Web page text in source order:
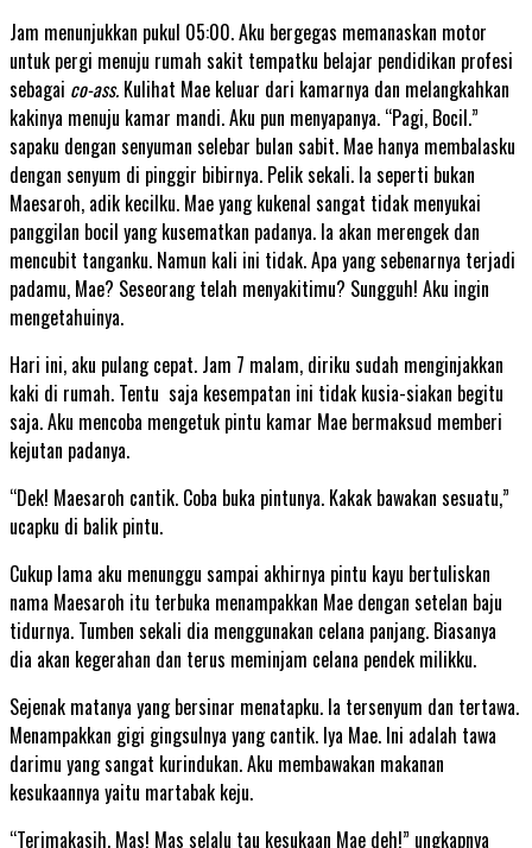
Jam menunjukkan pukul 05:00. Aku bergegas memanaskan motor
untuk pergi menuju rumah sakit tempatku belajar pendidikan profesi
sebagai co-ass. Kulihat Mae keluar dari kamarnya dan melangkahkan
kakinya menuju kamar mandi. Aku pun menyapanya. “Pagi, Bocil.”
sapaku dengan senyuman selebar bulan sabit. Mae hanya membalasku
dengan senyum di pinggir bibirnya. Pelik sekali. Ia seperti bukan
Maesaroh, adik kecilku. Mae yang kukenal sangat tidak menyukai
panggilan bocil yang kusematkan padanya. Ia akan merengek dan
mencubit tanganku. Namun kali ini tidak. Apa yang sebenarnya terjadi
padamu, Mae? Seseorang telah menyakitimu? Sungguh! Aku ingin
mengetahuinya.
Hari ini, aku pulang cepat. Jam 7 malam, diriku sudah menginjakkan
kaki di rumah. Tentu saja kesempatan ini tidak kusia-siakan begitu
saja. Aku mencoba mengetuk pintu kamar Mae bermaksud memberi
kejutan padanya.
“Dek! Maesaroh cantik. Coba buka pintunya. Kakak bawakan sesuatu,”
ucapku di balik pintu.
Cukup lama aku menunggu sampai akhirnya pintu kayu bertuliskan
nama Maesaroh itu terbuka menampakkan Mae dengan setelan baju
tidurnya. Tumben sekali dia menggunakan celana panjang. Biasanya
dia akan kegerahan dan terus meminjam celana pendek milikku.
Sejenak matanya yang bersinar menatapku. Ia tersenyum dan tertawa.
Menampakkan gigi gingsulnya yang cantik. Iya Mae. Ini adalah tawa
darimu yang sangat kurindukan. Aku membawakan makanan
kesukaannya yaitu martabak keju.
“Terimakasih, Mas! Mas selalu tau kesukaan Mae deh!” ungkapnya